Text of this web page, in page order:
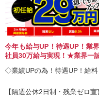
今年も給与UP！待遇UP！業
社員30万給与実現！★業界一
◇業績UPの為！待遇UP！給
【隔週公休2日制・残業ゼロ宣